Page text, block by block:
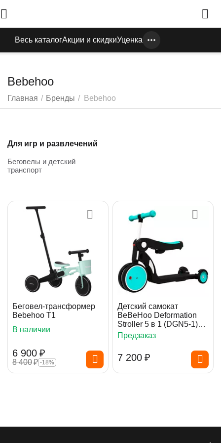
Весь каталогАкции и скидкиУценка
Bebehoo
Главная / Бренды / Bebehoo
Для игр и развлечений
Беговелы и детский
транспорт
Беговел-трансформер
Bebehoo T1
В наличии
6 900 ₽
8 400₽ -18%
Детский самокат
BeBeHoo Deformation
Stroller 5 в 1 (DGN5-1)
бирюзовый
Предзаказ
7 200 ₽